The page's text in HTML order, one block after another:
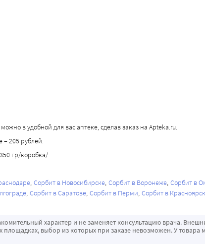
в удобной для вас аптеке, сделав заказ на Apteka.ru.
– 205 рублей.
гр/коробка/
Сорбит в Новосибирске Сорбит в Воронеже Сорбит в
Сорбит в Саратове Сорбит в Перми Сорбит в
характер и не заменяет консультацию врача.
выбор из которых при заказе невозможен. У